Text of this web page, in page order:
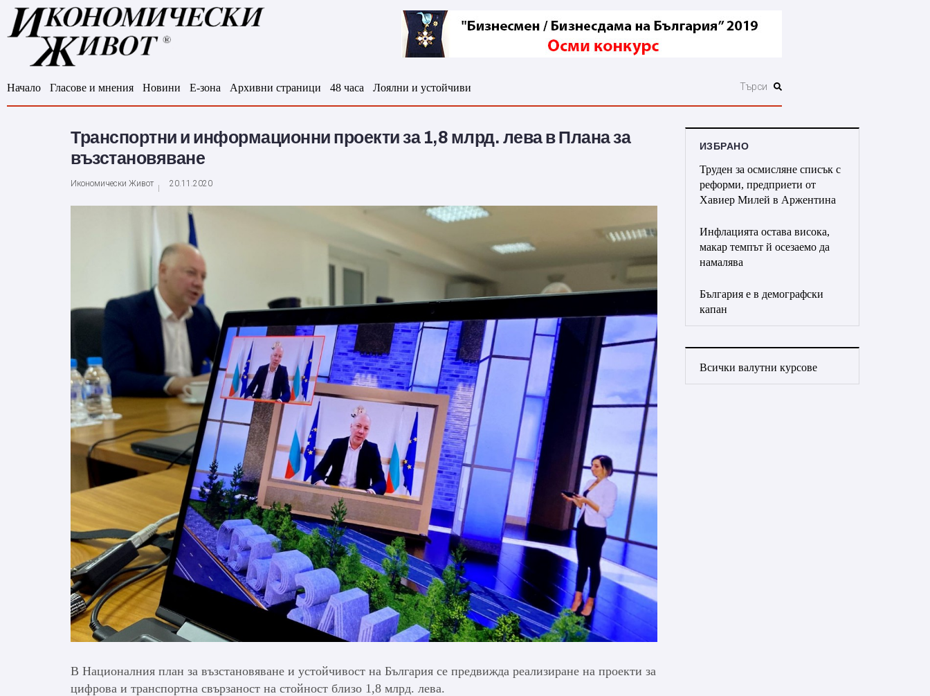
Начало Гласове и мнения Новини Е-зона Архивни страници 48 часа Лоялни и устойчиви
Транспортни и информационни проекти за 1,8 млрд. лева в Плана за
възстановяване
Икономически Живот 20.11.2020
В Националния план за възстановяване и устойчивост на България се предвижда реализиране на проекти за
цифрова и транспортна свързаност на стойност близо 1,8 млрд. лева.
ИЗБРАНО
Труден за осмисляне списък с
реформи, предприети от
Хавиер Милей в Аржентина
Инфлацията остава висока,
макар темпът й осезаемо да
намалява
България е в демографски
капан
Всички валутни курсове